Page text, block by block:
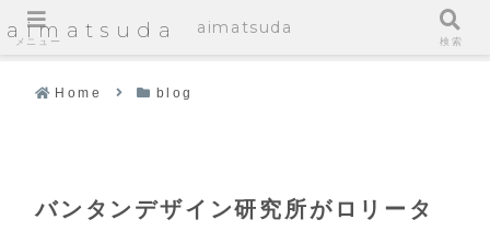
aimatsuda
Home blog
バンタンデザイン研究所がロリータ
メニュー
aimatsuda
検索